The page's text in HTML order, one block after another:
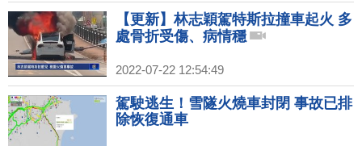
【更新】林志穎駕特斯拉撞車起火 多
處骨折受傷、病情穩
2022-07-22 12:54:49
駕駛逃生！雪隧火燒車封閉 事故已排
除恢復通車